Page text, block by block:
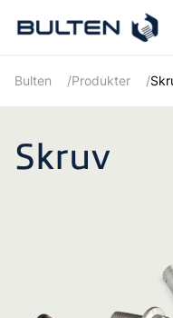
Bulten Produkter
Skruv